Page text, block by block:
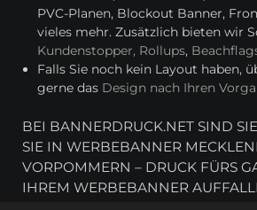
PVC-Planen, Blockout Banner,
vieles mehr. Zusätzlich bieten wir
Kundenstopper, Rollups,
Falls Sie noch kein Layout haben,
gerne das Design nach Ihren
BEI BANNERDRUCK.NET SIND
SIE IN WERBEBANNER
VORPOMMERN – DRUCK FÜRS
IHREM WERBEBANNER